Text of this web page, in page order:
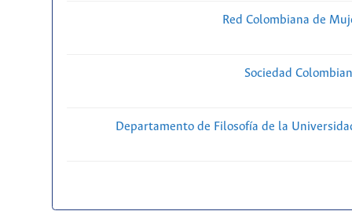
Red Colombiana de
Sociedad
Departamento de Filosofía de la